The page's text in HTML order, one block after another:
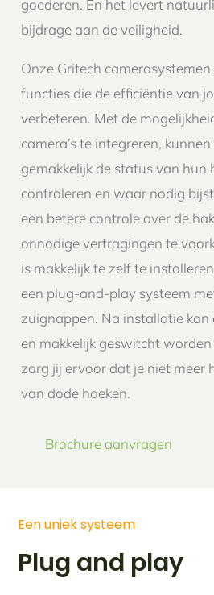
goederen. En het levert
bijdrage aan de veiligheid.
Onze Gritech
functies die de efficiëntie van
verbeteren. Met de
camera’s te integreren,
gemakkelijk de status van hun
controleren en waar nodig
een betere controle over de
onnodige vertragingen te
is makkelijk te zelf te
een plug-and-play systeem
zuignappen. Na installatie kan
en makkelijk geswitcht
zorg jij ervoor dat je niet meer
van dode hoeken.
Brochure aanvragen
Een uniek systeem
Plug and play